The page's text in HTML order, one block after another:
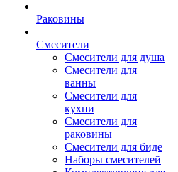
Раковины
Смесители
Смесители для душа
Смесители для
ванны
Смесители для
кухни
Смесители для
раковины
Смесители для биде
Наборы смесителей